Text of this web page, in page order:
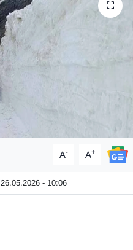
A- A+
26.05.2026 - 10:06